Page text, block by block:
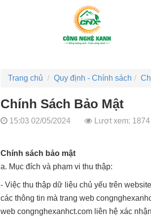
Trang chủ Quy định - Chính sách
Chính Sách Bảo Mật
15:03 02/05/2024 Lượt xem: 1874
Chính sách bảo mật
a. Mục đích và phạm vi thu thập:
- Việc thu thập dữ liệu chủ yếu trên
các thông tin mà trang web
web congnghexanhct.com liên hệ xác